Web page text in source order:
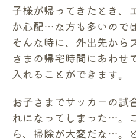
子様が帰ってきたとき、
か心配…な方も多いので
そんな時に、外出先から
さまの帰宅時間にあわせ
入れることができます。
お子さまでサッカーの試
れになってしまった…。
ら、掃除が大変だな…。